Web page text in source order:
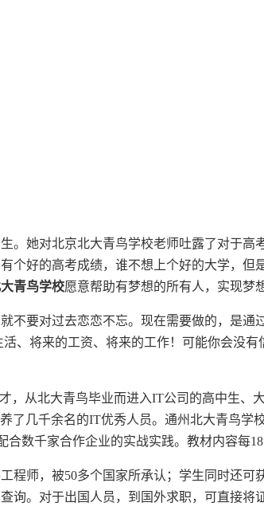
。她对北京北大青鸟学校老师吐露了对于
好的高考成绩，谁不想上个好的大学，但
青鸟学校愿意帮助有梦想的所有人，实现梦
要对过去恋恋不忘。现在需要做的，是
、将来的工资、将来的工作！可能你会没
从北大青鸟毕业而进入IT公司的高中生、
了几千余名的IT优秀人员。通州北大青鸟学
数千家合作企业的实战实践。教材内容每
程师，被50多个国家所承认；学生同时还
询。对于出国人员，到国外求职，可直接